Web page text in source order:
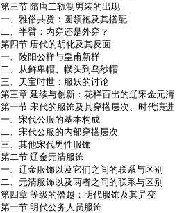
第三节 隋唐二轨制男装的出现
一、雅俗共赏：圆领袍及其搭配
二、半臂：内穿还是外穿？
第四节 唐代的胡化及其反面
一、陵阳公样与皇甫新样
二、从鲜卑帽、幞头到乌纱帽
三、天宝时世：服妖的讨论
第三章 延续与创新：花样百出的辽宋金元清
第一节 宋代的服饰及其穿搭层次、时代演进
一、宋代公服的基本构成
二、宋代公服的内部穿搭层次
三、其他宋代男性服饰
第二节 辽金元清服饰
一、辽金服饰以及它们之间的联系与区别
二、元清服饰以及两者之间的联系与区别
第四章 等级的僭越：明代服饰及其异变
第一节 明代公务人员服饰